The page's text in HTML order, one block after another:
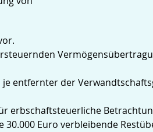
entfernter der
erbschaftsteuerliche
Euro verbleibende